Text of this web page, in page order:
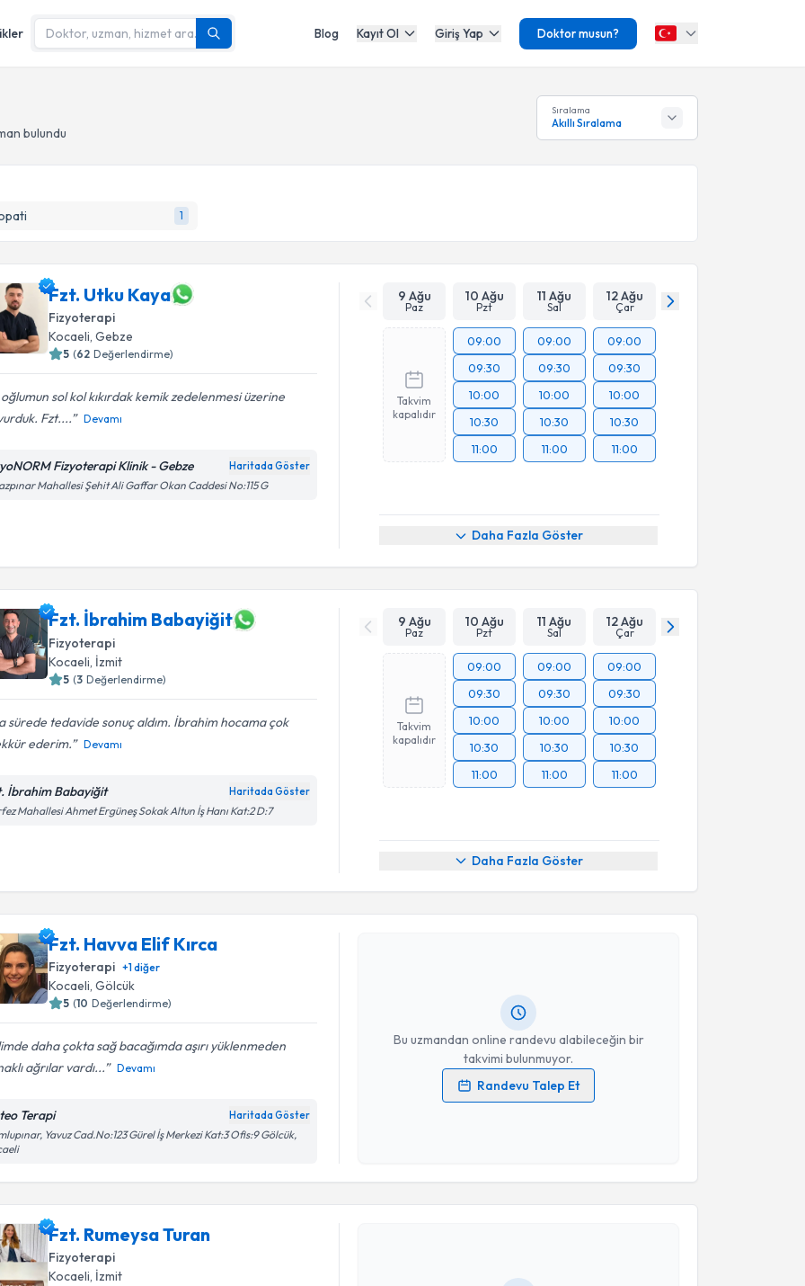
Blog Kayıt Ol Giriş Yap Doktor musun?
bulundu
Sıralama
Akıllı Sıralama
1
Fzt. Utku Kaya
Fizyoterapi
Kocaeli, Gebze
5 (62 Değerlendirme)
sol kol kıkırdak kemik zedelenmesi üzerine
Fzt....
Devamı
Fizyoterapi Klinik - Gebze Haritada Göster
Mahallesi Şehit Ali Gaffar Okan Caddesi No:115 G
9 Ağu
Paz
10 Ağu
Pzt
11 Ağu
Sal
12 Ağu
Çar
Takvim
kapalıdır
09:00
09:30
10:00
10:30
11:00
09:00
09:30
10:00
10:30
11:00
09:00
09:30
10:00
10:30
11:00
Daha Fazla Göster
Fzt. İbrahim Babayiğit
Fizyoterapi
Kocaeli , İzmit
5 (3 Değerlendirme)
sürede tedavide sonuç aldım. İbrahim hocama çok
ederim.
Devamı
İbrahim Babayiğit Haritada Göster
Mahallesi Ahmet Ergüneş Sokak Altun İş Hanı Kat:2 D:7
9 Ağu
Paz
10 Ağu
Pzt
11 Ağu
Sal
12 Ağu
Çar
Takvim
kapalıdır
09:00
09:30
10:00
10:30
11:00
09:00
09:30
10:00
10:30
11:00
09:00
09:30
10:00
10:30
11:00
Daha Fazla Göster
Fzt. Havva Elif Kırca
Fizyoterapi +1diğer
Kocaeli, Gölcük
5 (10 Değerlendirme)
daha çokta sağ bacağımda aşırı yüklenmeden
ağrılar vardı...
Devamı
Terapi Haritada Göster
Yavuz Cad.No:123 Gürel İş Merkezi Kat:3 Ofis:9 Gölcük,
Bu uzmandan online randevu alabileceğin bir
takvimi bulunmuyor.
Randevu Talep Et
Kişisel verilerimin işlenmesine ilişkinAydınlatma Metni
Fzt. Rumeysa Turan
Fizyoterapi
Kocaeli, İzmit
Randevu Takvimi Talebi
Fzt. Rumeysa Turan